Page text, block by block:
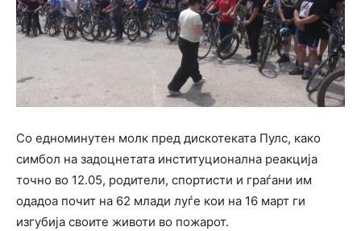
Со едноминутен молк пред дискотеката Пулс, како
симбол на задоцнетата институционална реакција
точно во 12.05, родители, спортисти и граѓани им
одадоа почит на 62 млади луѓе кои на 16 март ги
изгубија своите животи во пожарот.